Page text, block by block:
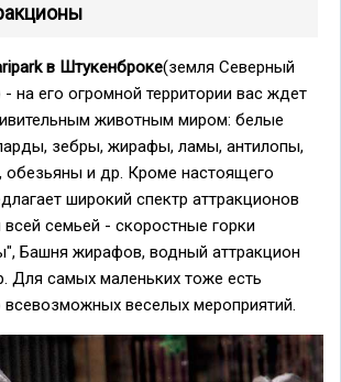
в Штукенброке(земля Северный
на его огромной территории вас ждет
животным миром: белые
зебры, жирафы, ламы, антилопы,
обезьяны и др. Кроме настоящего
широкий спектр аттракционов
семьей - скоростные горки
Башня жирафов, водный аттракцион
Для самых маленьких тоже есть
веселых мероприятий.